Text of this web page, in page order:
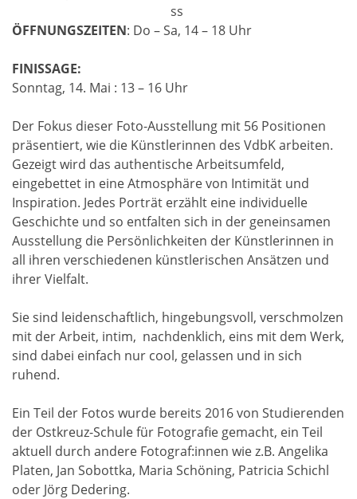
ÖFFNUNGSZEITEN: Do – Sa, 14 – 18 Uhr
FINISSAGE:
Sonntag, 14. Mai : 13 – 16 Uhr
Der Fokus dieser Foto-Ausstellung mit 56 Positionen
präsentiert, wie die Künstlerinnen des VdbK arbeiten.
Gezeigt wird das authentische Arbeitsumfeld,
eingebettet in eine Atmosphäre von Intimität und
Inspiration. Jedes Porträt erzählt eine individuelle
Geschichte und so entfalten sich in der geneinsamen
Ausstellung die Persönlichkeiten der Künstlerinnen in
all ihren verschiedenen künstlerischen Ansätzen und
ihrer Vielfalt.
Sie sind leidenschaftlich, hingebungsvoll, verschmolzen
mit der Arbeit, intim, nachdenklich, eins mit dem Werk,
sind dabei einfach nur cool, gelassen und in sich
ruhend.
Ein Teil der Fotos wurde bereits 2016 von Studierenden
der Ostkreuz-Schule für Fotografie gemacht, ein Teil
aktuell durch andere Fotograf:innen wie z.B. Angelika
Platen, Jan Sobottka, Maria Schöning, Patricia Schichl
oder Jörg Dedering.